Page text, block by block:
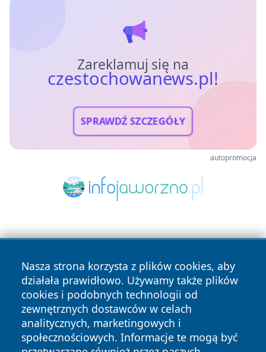
Zareklamuj się na
czestochowanews.pl!
SPRAWDŹ SZCZEGÓŁY
autopromocja
Nasza strona korzysta z plików cookies, aby
działała prawidłowo. Używamy także plików
cookies i podobnych technologii od
zewnętrznych dostawców w celach
analitycznych, marketingowych i
społecznościowych. Informacje te mogą być
Copyright © 2026 czestochowanews.pl Wszystkie prawa
zastrzeżone.